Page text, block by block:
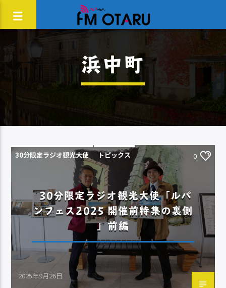
浜中町
30分限定ラジオ観光大使 トピックス 0
30分限定ラジオ観光大使「ルパ
ンフェス2025 開催前特集の裏側
」前編
2025年9月26日